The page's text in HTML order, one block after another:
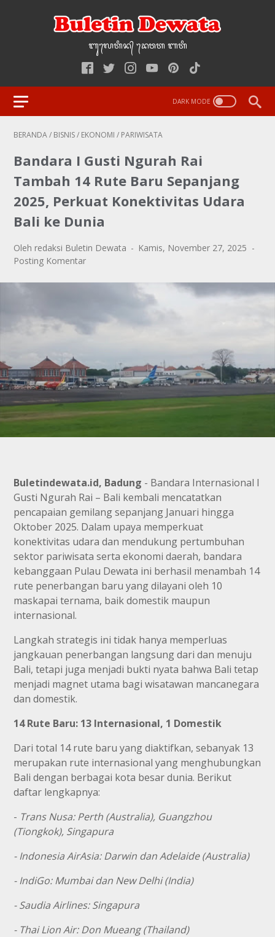
ᬩᬸ᭢ᬮᬢᬶᬦ᭄‌ ᭢ᬤᬯᬢ‌‌‌ ᬩᬢᬶ
BERANDA/ BISNIS/ EKONOMI / PARIWISATA
Bandara I Gusti Ngurah Rai
Tambah 14 Rute Baru Sepanjang
2025, Perkuat Konektivitas Udara
Bali ke Dunia
Oleh redaksi Buletin Dewata
Kamis, November 27, 2025
Posting Komentar
Buletindewata.id, Badung - Bandara Internasional I
Gusti Ngurah Rai – Bali kembali mencatatkan
pencapaian gemilang sepanjang Januari hingga
Oktober 2025. Dalam upaya memperkuat
konektivitas udara dan mendukung pertumbuhan
sektor pariwisata serta ekonomi daerah, bandara
kebanggaan Pulau Dewata ini berhasil menambah 14
rute penerbangan baru yang dilayani oleh 10
maskapai ternama, baik domestik maupun
internasional.
Langkah strategis ini tidak hanya memperluas
jangkauan penerbangan langsung dari dan menuju
Bali, tetapi juga menjadi bukti nyata bahwa Bali tetap
menjadi magnet utama bagi wisatawan mancanegara
dan domestik.
14 Rute Baru: 13 Internasional, 1 Domestik
Dari total 14 rute baru yang diaktifkan, sebanyak 13
merupakan rute internasional yang menghubungkan
Bali dengan berbagai kota besar dunia. Berikut
daftar lengkapnya:
- Trans Nusa: Perth (Australia), Guangzhou
(Tiongkok), Singapura
- Indonesia AirAsia: Darwin dan Adelaide (Australia)
- IndiGo: Mumbai dan New Delhi (India)
- Saudia Airlines: Singapura
- Thai Lion Air: Don Mueang (Thailand)